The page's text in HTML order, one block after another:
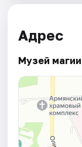
Адрес
Музей магии